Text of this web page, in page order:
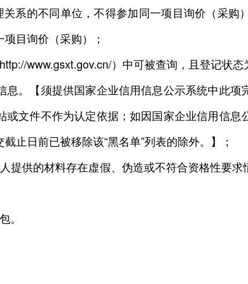
的不同单位，不得参加同一项目询价（采购
目询价（采购）；
www.gsxt.gov.cn/）中可被查询，且登记状
。【须提供国家企业信用信息公示系统中此
文件不作为认定依据；如因国家企业信用信
止日前已被移除该“黑名单”列表的除外。】；
供的材料存在虚假、伪造或不符合资格性要求